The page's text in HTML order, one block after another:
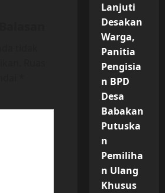
Lanjuti
Desakan
Warga,
Panitia
Pengisia
n BPD
Desa
Babakan
Putuska
n
Pemiliha
n Ulang
Khusus